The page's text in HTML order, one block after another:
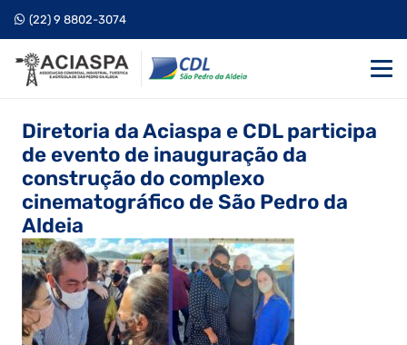
(22) 9 8802-3074
Diretoria da Aciaspa e CDL participa
de evento de inauguração da
construção do complexo
cinematográfico de São Pedro da
Aldeia